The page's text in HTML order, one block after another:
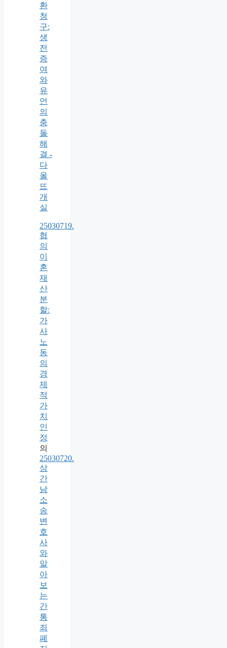
환
청
구:
생
전
증
여
와
유
언
의
충
돌
해
결 -
다
올
뜨
개
실
25030719.
협
의
이
혼
재
산
분
할:
가
사
노
동
의
경
제
적
가
치
인
정
의
25030720.
상
간
남
소
송
변
호
사
와
알
아
보
는
간
통
죄
폐